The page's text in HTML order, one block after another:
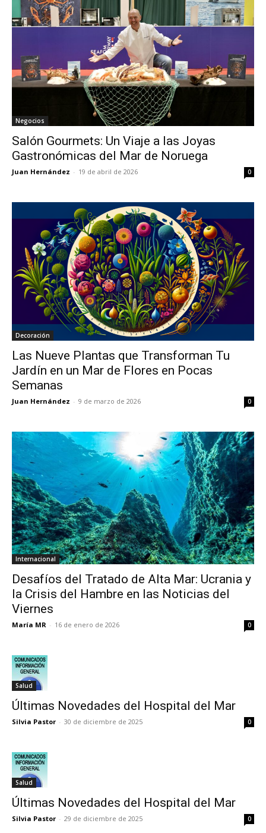
Negocios
Salón Gourmets: Un Viaje a las Joyas
Gastronómicas del Mar de Noruega
Juan Hernández - 19 de abril de 2026 0
Decoración
Las Nueve Plantas que Transforman Tu
Jardín en un Mar de Flores en Pocas
Semanas
Juan Hernández - 9 de marzo de 2026 0
Internacional
Desafíos del Tratado de Alta Mar: Ucrania y
la Crisis del Hambre en las Noticias del
Viernes
María MR - 16 de enero de 2026 0
Salud
Últimas Novedades del Hospital del Mar
Silvia Pastor - 30 de diciembre de 2025 0
Salud
Últimas Novedades del Hospital del Mar
Silvia Pastor - 29 de diciembre de 2025 0